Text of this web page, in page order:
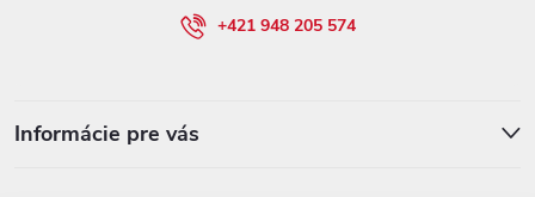
+421 948 205 574
Informácie pre vás